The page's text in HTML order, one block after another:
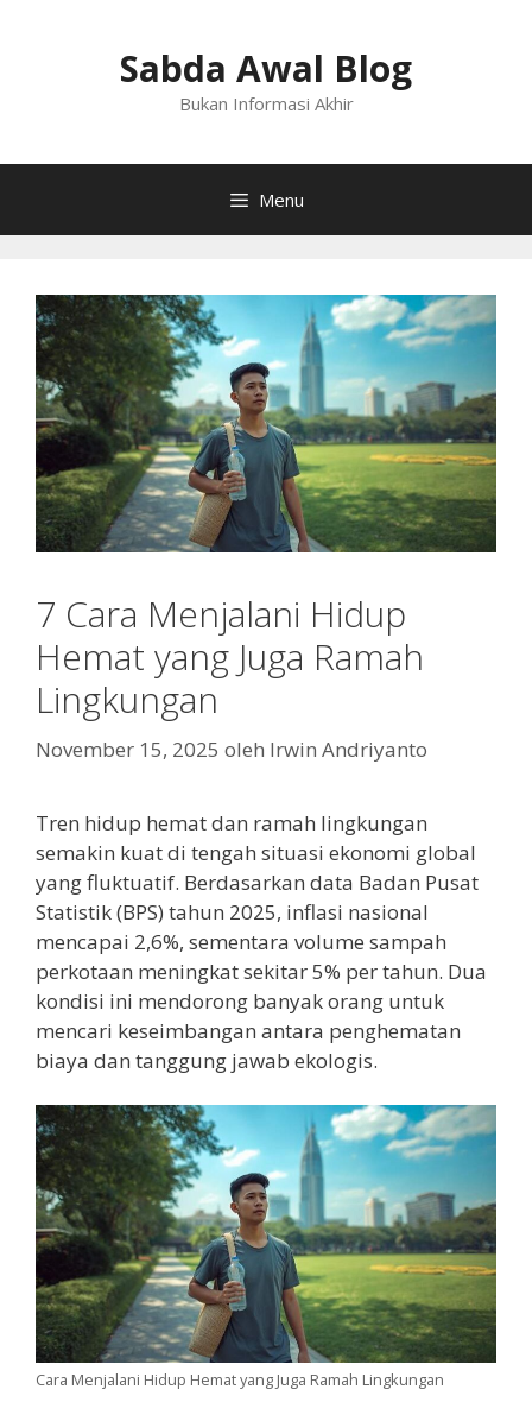
Sabda Awal Blog
Bukan Informasi Akhir
Menu
7 Cara Menjalani Hidup
Hemat yang Juga Ramah
Lingkungan
November 15, 2025 oleh Irwin Andriyanto
Tren hidup hemat dan ramah lingkungan
semakin kuat di tengah situasi ekonomi global
yang fluktuatif. Berdasarkan data Badan Pusat
Statistik (BPS) tahun 2025, inflasi nasional
mencapai 2,6%, sementara volume sampah
perkotaan meningkat sekitar 5% per tahun. Dua
kondisi ini mendorong banyak orang untuk
mencari keseimbangan antara penghematan
biaya dan tanggung jawab ekologis.
Cara Menjalani Hidup Hemat yang Juga Ramah Lingkungan